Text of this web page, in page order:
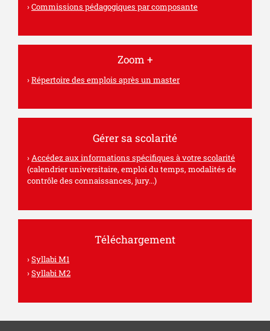
Commissions pédagogiques par composante
Zoom +
Répertoire des emplois après un master
Gérer sa scolarité
Accédez aux informations spécifiques à votre scolarité
(calendrier universitaire, emploi du temps, modalités de
contrôle des connaissances, jury...)
Téléchargement
Syllabi M1
Syllabi M2